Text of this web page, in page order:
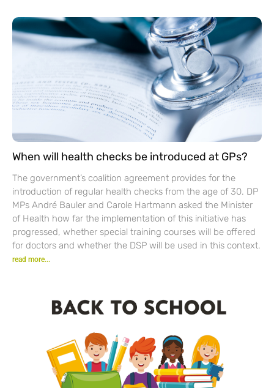
When will health checks be introduced at GPs?
The government’s coalition agreement provides for the
introduction of regular health checks from the age of 30. DP
MPs André Bauler and Carole Hartmann asked the Minister
of Health how far the implementation of this initiative has
progressed, whether special training courses will be offered
for doctors and whether the DSP will be used in this context.
read more...